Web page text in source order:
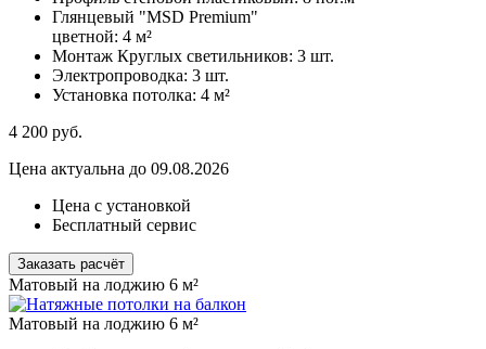
Глянцевый "MSD Premium"
цветной: 4 м²
Монтаж Круглых светильников: 3 шт.
Электропроводка: 3 шт.
Установка потолка: 4 м²
4 200 руб.
Цена актуальна до 09.08.2026
Цена с установкой
Бесплатный сервис
Заказать расчёт
Матовый на лоджию 6 м²
Матовый на лоджию 6 м²